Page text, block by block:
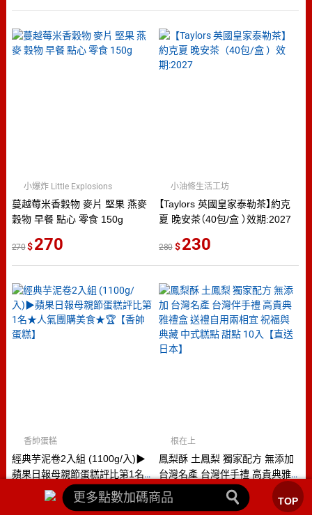
TOP
蔓越莓米香穀物 麥片 堅果 燕麥
穀物 早餐 點心 零食 150g
小爆炸 Little Explosions
270 270
【Taylors 英國皇家泰勒茶】約克
夏 晚安茶（40包/盒 ）效期:2027
小油條生活工坊
280 230
經典芋泥卷2入組 (1100g/入)▶
蘋果日報母親節蛋糕評比第1名
★人氣團購美食★🏆【香帥蛋糕】
香帥蛋糕
899
鳳梨酥 土鳳梨 獨家配方 無添加
台灣名產 台灣伴手禮 高貴典雅
禮盒 送禮自用兩相宜 祝福與典
藏 中式糕點 甜點 10入【直送日
根在上
580